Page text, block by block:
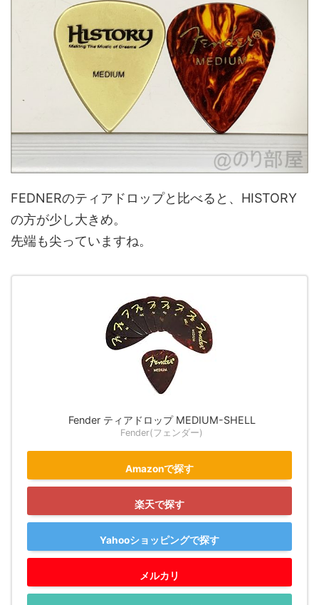
FEDNERのティアドロップと比べると、HISTORY
の方が少し大きめ。
先端も尖っていますね。
Fender ティアドロップ MEDIUM-SHELL
Fender(フェンダー)
Amazonで探す
楽天で探す
Yahooショッピングで探す
メルカリ